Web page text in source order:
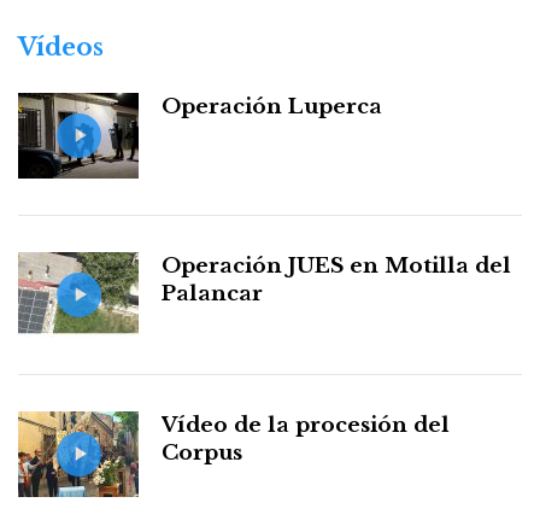
Vídeos
Operación Luperca
Operación JUES en Motilla del
Palancar
Vídeo de la procesión del
Corpus